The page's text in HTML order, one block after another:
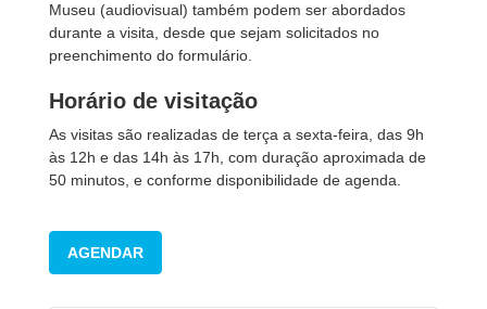
Museu (audiovisual) também podem ser abordados
durante a visita, desde que sejam solicitados no
preenchimento do formulário.
Horário de visitação
As visitas são realizadas de terça a sexta-feira, das 9h
às 12h e das 14h às 17h, com duração aproximada de
50 minutos, e conforme disponibilidade de agenda.
AGENDAR